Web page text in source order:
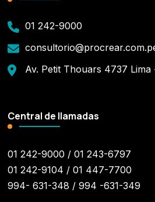
01 242-9000
Av. Petit Thouars 4737 Lima
Central de llamadas
01 242-9000 / 01 243-6797
01 242-9104 / 01 447-7700
994- 631-348 / 994 -631-349